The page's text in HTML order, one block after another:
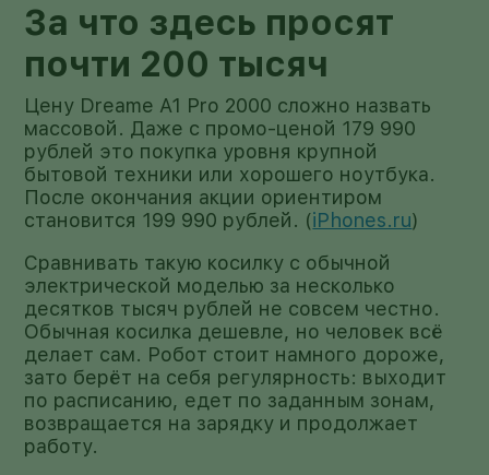
За что здесь просят
почти 200 тысяч
Цену Dreame A1 Pro 2000 сложно назвать
массовой. Даже с промо-ценой 179 990
рублей это покупка уровня крупной
бытовой техники или хорошего ноутбука.
После окончания акции ориентиром
становится 199 990 рублей. (iPhones.ru)
Сравнивать такую косилку с обычной
электрической моделью за несколько
десятков тысяч рублей не совсем честно.
Обычная косилка дешевле, но человек всё
делает сам. Робот стоит намного дороже,
зато берёт на себя регулярность: выходит
по расписанию, едет по заданным зонам,
возвращается на зарядку и продолжает
работу.